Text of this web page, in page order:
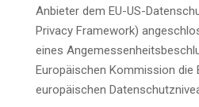
Anbieter dem EU-US-
Privacy Framework)
eines
Europäischen Kommission die
europäischen